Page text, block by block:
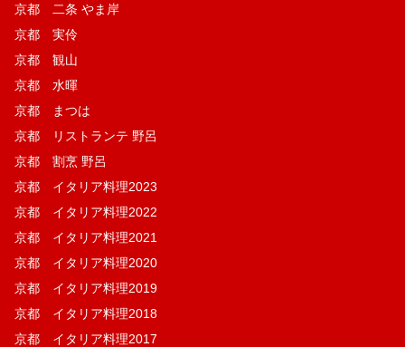
京都 二条 やま岸
京都 実伶
京都 観山
京都 水暉
京都 まつは
京都 リストランテ 野呂
京都 割烹 野呂
京都 イタリア料理2023
京都 イタリア料理2022
京都 イタリア料理2021
京都 イタリア料理2020
京都 イタリア料理2019
京都 イタリア料理2018
京都 イタリア料理2017